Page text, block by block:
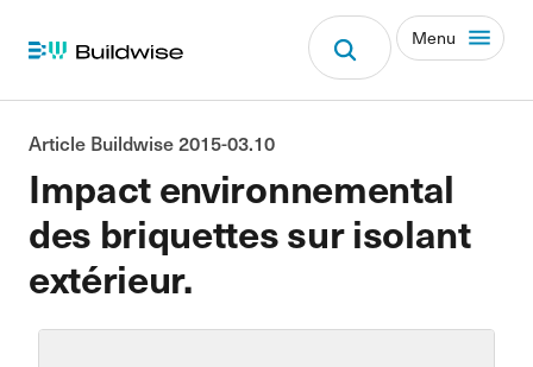
Menu
Impact environnemental
des briquettes sur isolant
extérieur.
Article Buildwise 2015-03.10